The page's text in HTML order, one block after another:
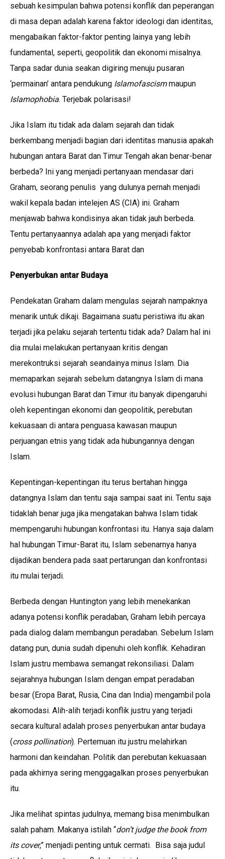
sebuah kesimpulan bahwa potensi konflik dan peperangan
di masa depan adalah karena faktor ideologi dan identitas,
mengabaikan faktor-faktor penting lainya yang lebih
fundamental, seperti, geopolitik dan ekonomi misalnya.
Tanpa sadar dunia seakan digiring menuju pusaran
‘permainan’ antara pendukung Islamofascismmaupun
Islamophobia. Terjebak polarisasi!
Jika Islam itu tidak ada dalam sejarah dan tidak
berkembang menjadi bagian dari identitas manusia apakah
hubungan antara Barat dan Timur Tengah akan benar-benar
berbeda? Ini yang menjadi pertanyaan mendasar dari
Graham, seorang penulis yang dulunya pernah menjadi
wakil kepala badan intelejen AS (CIA) ini. Graham
menjawab bahwa kondisinya akan tidak jauh berbeda.
Tentu pertanyaannya adalah apa yang menjadi faktor
penyebab konfrontasi antara Barat dan
Penyerbukan antar Budaya
Pendekatan Graham dalam mengulas sejarah nampaknya
menarik untuk dikaji. Bagaimana suatu peristiwa itu akan
terjadi jika pelaku sejarah tertentu tidak ada? Dalam hal ini
dia mulai melakukan pertanyaan kritis dengan
merekontruksi sejarah seandainya minus Islam. Dia
memaparkan sejarah sebelum datangnya Islam di mana
evolusi hubungan Barat dan Timur itu banyak dipengaruhi
oleh kepentingan ekonomi dan geopolitik, perebutan
kekuasaan di antara penguasa kawasan maupun
perjuangan etnis yang tidak ada hubungannya dengan
Islam.
Kepentingan-kepentingan itu terus bertahan hingga
datangnya Islam dan tentu saja sampai saat ini. Tentu saja
tidaklah benar juga jika mengatakan bahwa Islam tidak
mempengaruhi hubungan konfrontasi itu. Hanya saja dalam
hal hubungan Timur-Barat itu, Islam sebenarnya hanya
dijadikan bendera pada saat pertarungan dan konfrontasi
itu mulai terjadi.
Berbeda dengan Huntington yang lebih menekankan
adanya potensi konflik peradaban, Graham lebih percaya
pada dialog dalam membangun peradaban. Sebelum Islam
datang pun, dunia sudah dipenuhi oleh konflik. Kehadiran
Islam justru membawa semangat rekonsiliasi. Dalam
sejarahnya hubungan Islam dengan empat peradaban
besar (Eropa Barat, Rusia, Cina dan India) mengambil pola
akomodasi. Alih-alih terjadi konflik justru yang terjadi
secara kultural adalah proses penyerbukan antar budaya
(cross pollination). Pertemuan itu justru melahirkan
harmoni dan keindahan. Politik dan perebutan kekuasaan
pada akhirnya sering menggagalkan proses penyerbukan
itu.
Jika melihat spintas judulnya, memang bisa menimbulkan
salah paham. Makanya istilah “don’t judge the book from
its cover,” menjadi penting untuk cermati. Bisa saja judul